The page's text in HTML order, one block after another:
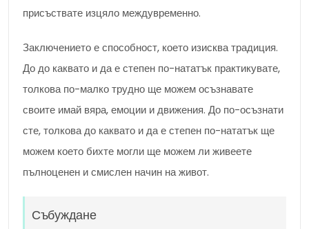
присъствате изцяло междувременно.
Заключението е способност, което изисква традиция.
До до каквато и да е степен по-нататък практикувате,
толкова по-малко трудно ще можем осъзнавате
своите имай вяра, емоции и движения. До по-осъзнати
сте, толкова до каквато и да е степен по-нататък ще
можем което бихте могли ще можем ли живеете
пълноценен и смислен начин на живот.
Събуждане